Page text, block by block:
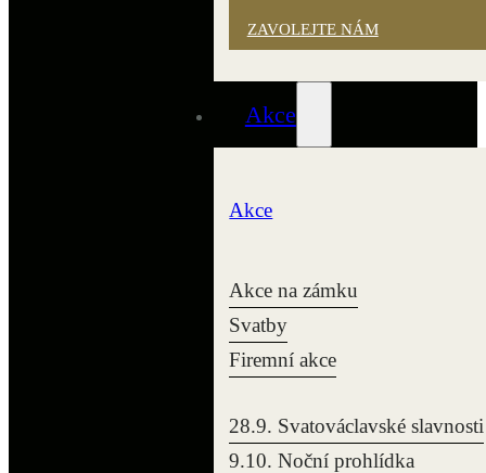
ZAVOLEJTE NÁM
Akce
Akce
Akce na zámku
Svatby
Firemní akce
28.9. Svatováclavské slavnosti
9.10. Noční prohlídka